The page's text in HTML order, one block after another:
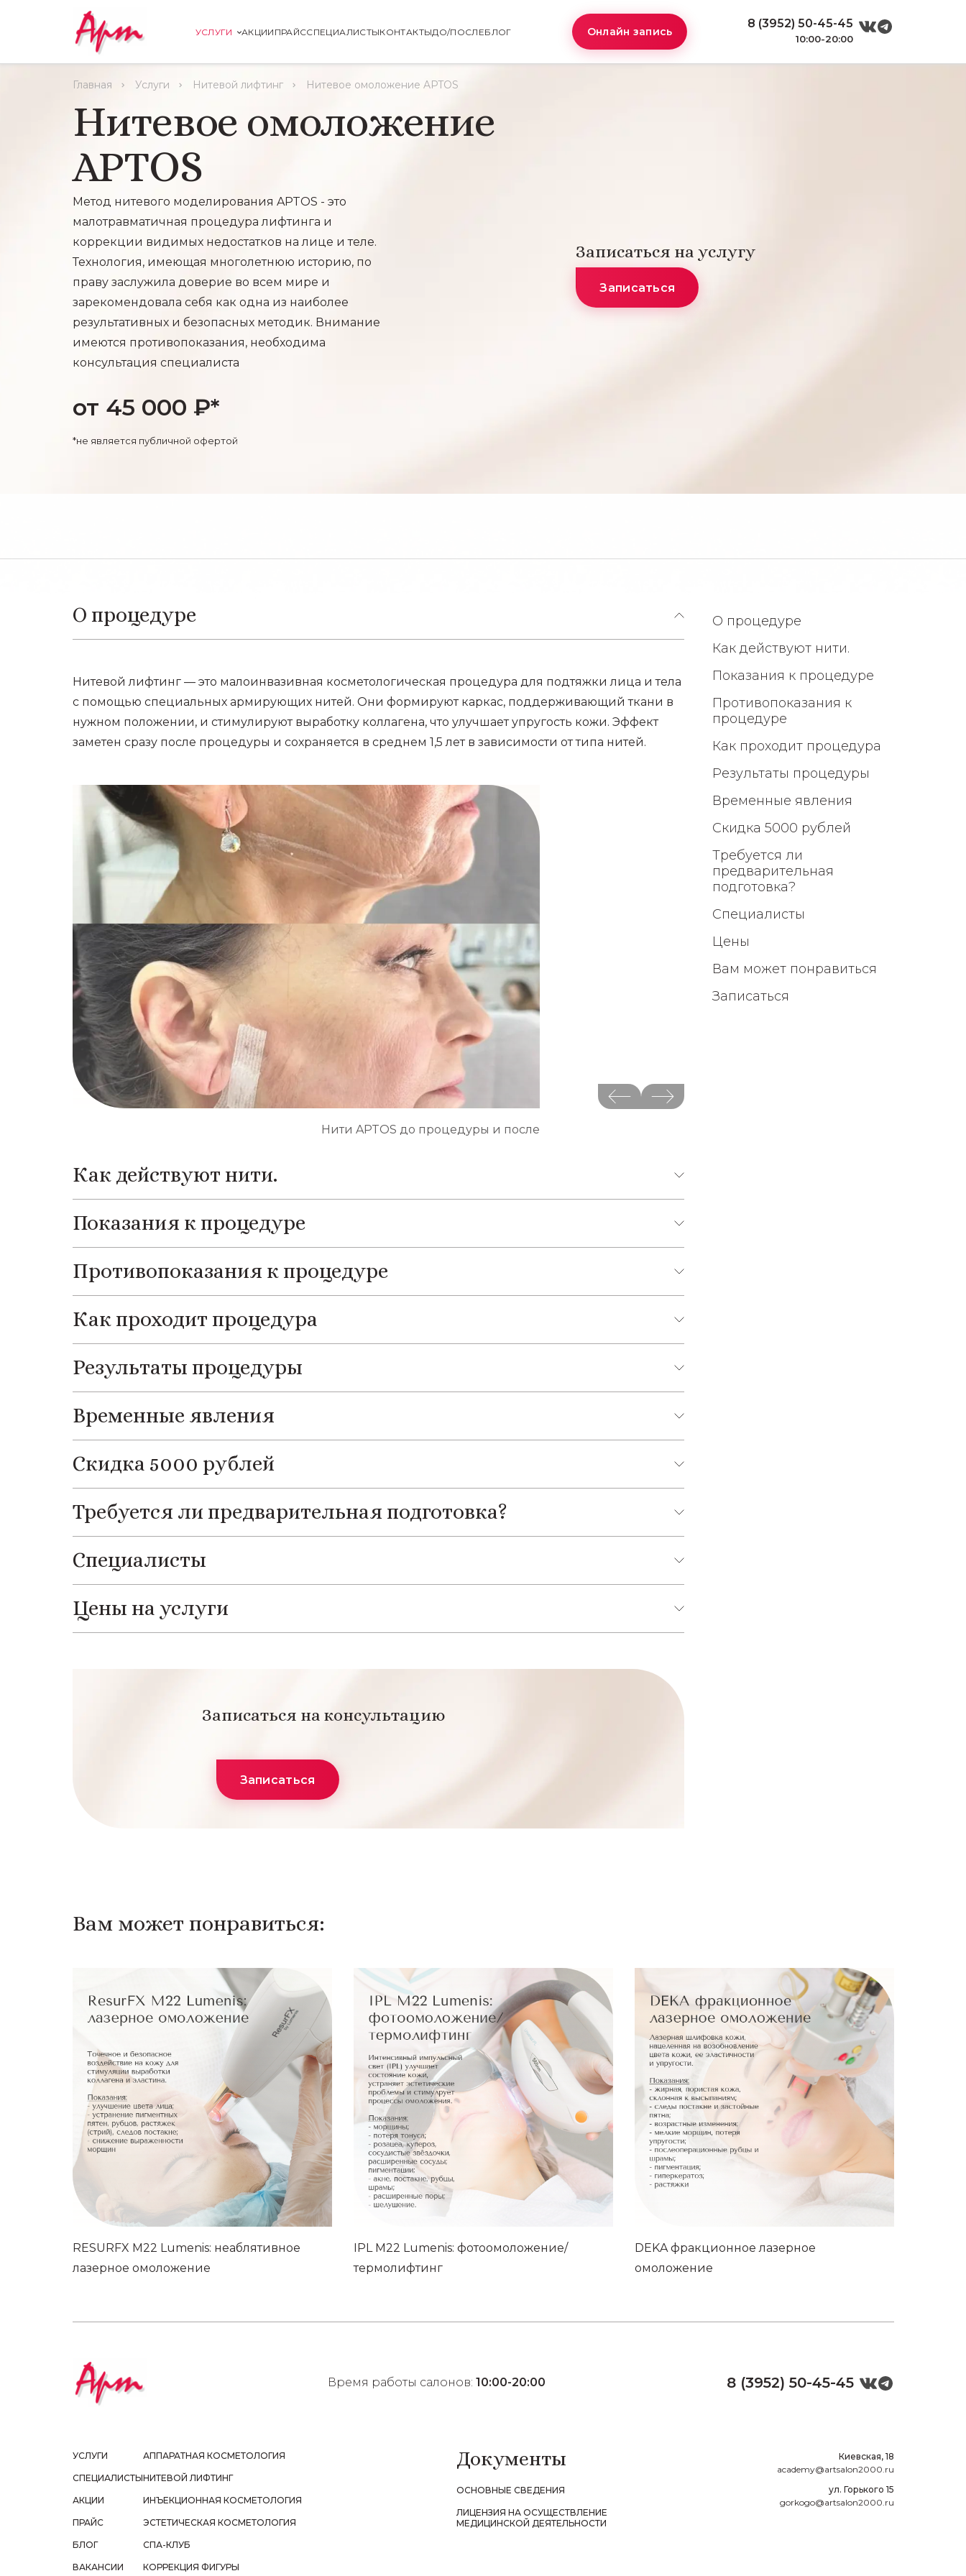
УСЛУГИ АКЦИИ ПРАЙССПЕЦИАЛИСТЫКОНТАКТЫДО/ПОСЛЕБЛОГ Онлайн запись
8 (3952) 50-45-45
10:00-20:00
Главная Услуги Нитевой лифтинг Нитевое омоложение APTOS
Нитевое омоложение
APTOS
Метод нитевого моделирования APTOS - это
малотравматичная процедура лифтинга и
коррекции видимых недостатков на лице и теле.
Технология, имеющая многолетнюю историю, по
праву заслужила доверие во всем мире и
зарекомендовала себя как одна из наиболее
результативных и безопасных методик. Внимание
имеются противопоказания, необходима
консультация специалиста
от 45 000 ₽*
*не является публичной офертой
Записаться на услугу
Записаться
О процедуре
Нитевой лифтинг — это малоинвазивная косметологическая процедура для подтяжки лица и тела
с помощью специальных армирующих нитей. Они формируют каркас, поддерживающий ткани в
нужном положении, и стимулируют выработку коллагена, что улучшает упругость кожи. Эффект
заметен сразу после процедуры и сохраняется в среднем 1,5 лет в зависимости от типа нитей.
Нити APTOS до процедуры и после
Как действуют нити.
Показания к процедуре
Противопоказания к процедуре
Как проходит процедура
Результаты процедуры
Временные явления
Скидка 5000 рублей
Требуетcя ли предварительная подготовка?
Специалисты
Цены на услуги
Записаться на консультацию
Записаться
О процедуре
Как действуют нити.
Показания к процедуре
Противопоказания к
процедуре
Как проходит процедура
Результаты процедуры
Временные явления
Скидка 5000 рублей
Требуетcя ли
предварительная
подготовка?
Специалисты
Цены
Вам может понравиться
Записаться
Вам может понравиться:
RESURFX M22 Lumenis: неаблятивное
лазерное омоложение
IPL M22 Lumenis: фотоомоложение/
термолифтинг
DEKA фракционное лазерное
омоложение
Время работы салонов: 10:00-20:00 8 (3952) 50-45-45
УСЛУГИ
СПЕЦИАЛИСТЫ
АКЦИИ
ПРАЙС
БЛОГ
ВАКАНСИИ
АППАРАТНАЯ КОСМЕТОЛОГИЯ
НИТЕВОЙ ЛИФТИНГ
ИНЪЕКЦИОННАЯ КОСМЕТОЛОГИЯ
ЭСТЕТИЧЕСКАЯ КОСМЕТОЛОГИЯ
СПА-КЛУБ
КОРРЕКЦИЯ ФИГУРЫ
Документы
ОСНОВНЫЕ СВЕДЕНИЯ
ЛИЦЕНЗИЯ НА ОСУЩЕСТВЛЕНИЕ
МЕДИЦИНСКОЙ ДЕЯТЕЛЬНОСТИ
Киевская, 18
academy@artsalon2000.ru
ул. Горького 15
gorkogo@artsalon2000.ru